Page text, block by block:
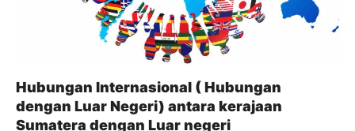
Hubungan Internasional ( Hubungan
dengan Luar Negeri) antara kerajaan
Sumatera dengan Luar negeri